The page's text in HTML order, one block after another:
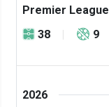
Premier League
38
9
2026